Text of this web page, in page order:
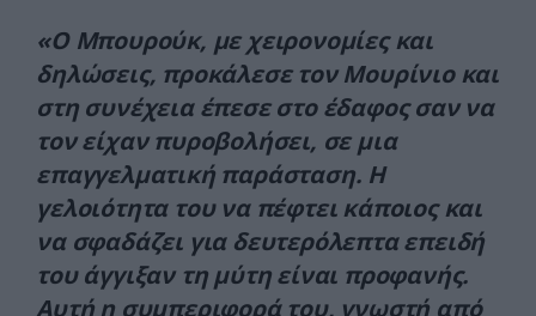
«Ο Μπουρούκ, με χειρονομίες και
δηλώσεις, προκάλεσε τον Μουρίνιο και
στη συνέχεια έπεσε στο έδαφος σαν να
τον είχαν πυροβολήσει, σε μια
επαγγελματική παράσταση. Η
γελοιότητα του να πέφτει κάποιος και
να σφαδάζει για δευτερόλεπτα επειδή
του άγγιξαν τη μύτη είναι προφανής.
Αυτή η συμπεριφορά του, γνωστή από